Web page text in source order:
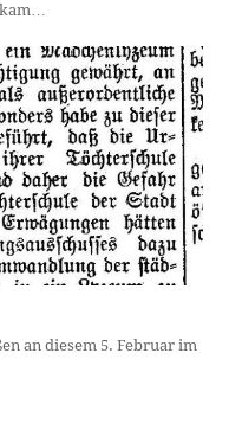
kam…
an diesem 5. Februar im